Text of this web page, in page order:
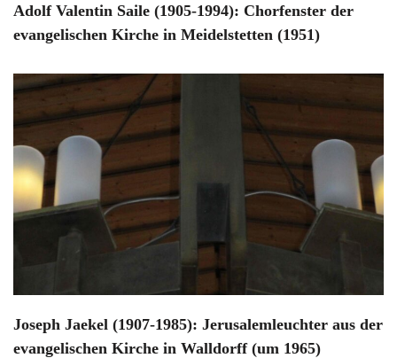
Adolf Valentin Saile (1905-1994): Chorfenster der
evangelischen Kirche in Meidelstetten (1951)
Joseph Jaekel (1907-1985): Jerusalemleuchter aus der
evangelischen Kirche in Walldorff (um 1965)